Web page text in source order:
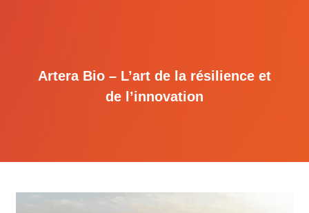
Artera Bio – L’art de la résilience et
de l’innovation